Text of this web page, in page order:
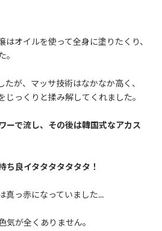
はオイルを使って全身に塗りたくり、
が、マッサ技術はなかなか高く、
っくりと揉み解してくれました。
ーで流し、その後は韓国式なアカス
ち良イタタタタタタタ！
真っ赤になっていました…
気が全くありません。